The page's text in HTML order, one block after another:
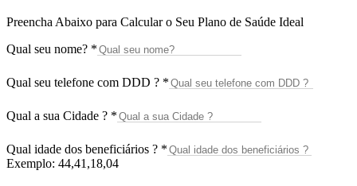
Preencha Abaixo para Calcular o Seu Plano de Saúde Ideal
Qual seu nome? *
Qual seu telefone com DDD ? *
Qual a sua Cidade ? *
Qual idade dos beneficiários ? *
Exemplo: 44,41,18,04